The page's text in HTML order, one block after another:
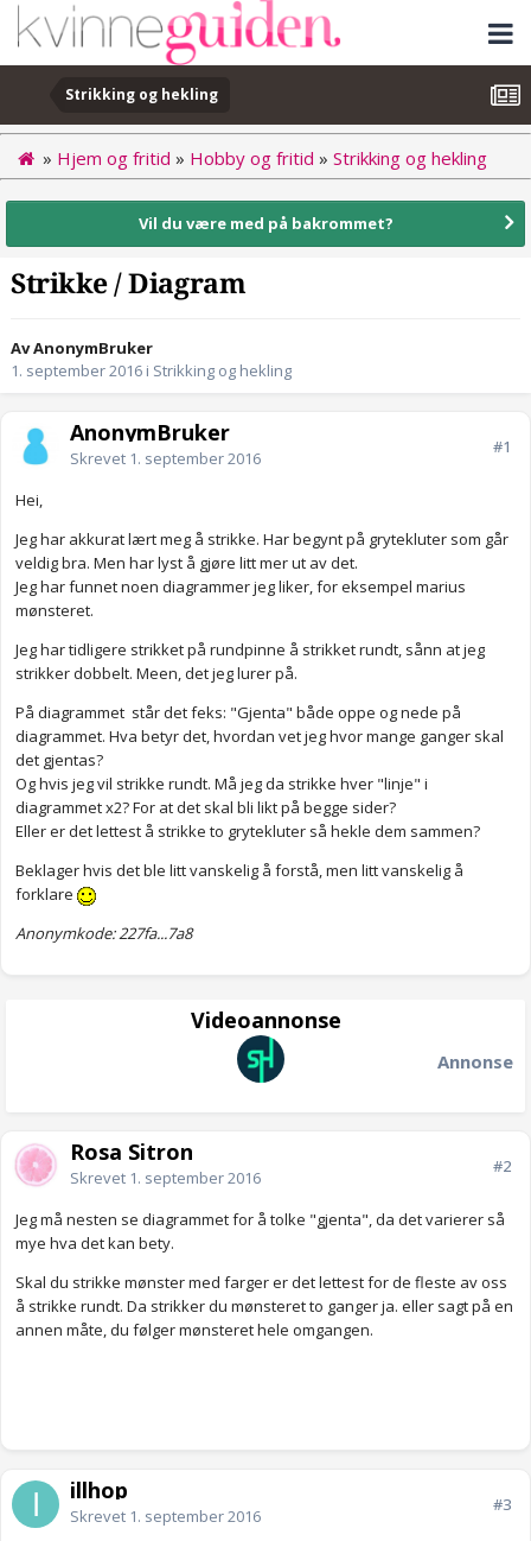
Strikking og hekling
» Hjem og fritid » Hobby og fritid » Strikking og hekling
Vil du være med på bakrommet?
Strikke / Diagram
Av AnonymBruker
1. september 2016 i Strikking og hekling
AnonymBruker
Skrevet 1. september 2016
#1
Hei,
Jeg har akkurat lært meg å strikke. Har begynt på grytekluter som går
veldig bra. Men har lyst å gjøre litt mer ut av det.
Jeg har funnet noen diagrammer jeg liker, for eksempel marius
mønsteret.
Jeg har tidligere strikket på rundpinne å strikket rundt, sånn at jeg
strikker dobbelt. Meen, det jeg lurer på.
På diagrammet står det feks: "Gjenta" både oppe og nede på
diagrammet. Hva betyr det, hvordan vet jeg hvor mange ganger skal
det gjentas?
Og hvis jeg vil strikke rundt. Må jeg da strikke hver "linje" i
diagrammet x2? For at det skal bli likt på begge sider?
Eller er det lettest å strikke to grytekluter så hekle dem sammen?
Beklager hvis det ble litt vanskelig å forstå, men litt vanskelig å
forklare
Anonymkode: 227fa...7a8
Videoannonse
Annonse
Rosa Sitron
Skrevet 1. september 2016
#2
Jeg må nesten se diagrammet for å tolke "gjenta", da det varierer så
mye hva det kan bety.
Skal du strikke mønster med farger er det lettest for de fleste av oss
å strikke rundt. Da strikker du mønsteret to ganger ja. eller sagt på en
annen måte, du følger mønsteret hele omgangen.
illhop
Skrevet 1. september 2016
#3